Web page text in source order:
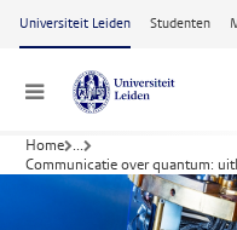
Ga naar hoofdinhoud
Universiteit Leiden Studenten
Menu
Home ...
Communicatie over quantum: